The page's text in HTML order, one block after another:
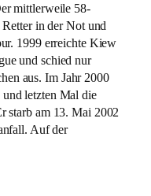
mittlerweile 58-
in der Not und
1999 erreichte Kiew
und schied nur
aus. Im Jahr 2000
letzten Mal die
starb am 13. Mai 2002
Auf der